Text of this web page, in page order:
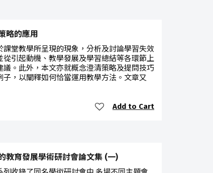
略的應用
課堂教學所呈現的現象，分析及討論學習失效
從引起動機、教學發展及學習總結等各環節上
議。此外，本文亦就概念澄清策略及提問技巧
子，以闡釋如何恰當運用教學方法。文章又
Add to Cart
教育發展學術研討會論文集 (一)